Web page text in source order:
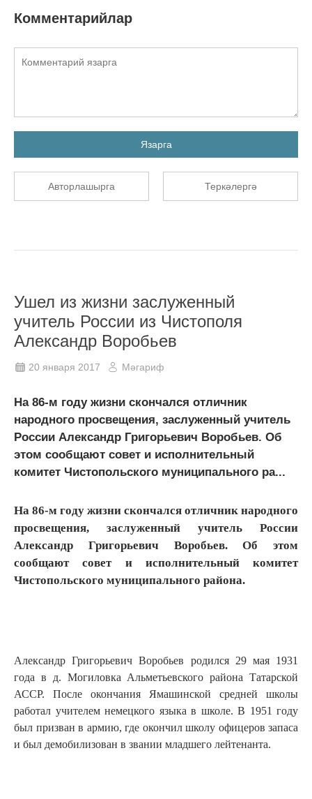
Комментарийлар
Язарга
Авторлашырга Теркәлергә
Ушел из жизни заслуженный
учитель России из Чистополя
Александр Воробьев
20 января 2017 Мәгариф
На 86-м году жизни скончался отличник
народного просвещения, заслуженный учитель
России Александр Григорьевич Воробьев. Об
этом сообщают совет и исполнительный
комитет Чистопольского муниципального ра...
На 86-м году жизни скончался отличник народного
просвещения, заслуженный учитель России
Александр Григорьевич Воробьев. Об этом
сообщают совет и исполнительный комитет
Чистопольского муниципального района.
Александр Григорьевич Воробьев родился 29 мая 1931
года в д. Могиловка Альметьевского района Татарской
АССР. После окончания Ямашинской средней школы
работал учителем немецкого языка в школе. В 1951 году
был призван в армию, где окончил школу офицеров запаса
и был демобилизован в звании младшего лейтенанта.